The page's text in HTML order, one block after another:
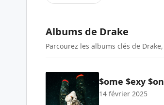
Albums de Drake
Parcourez les albums clés de Drake
$ome $exy
14 février 2025